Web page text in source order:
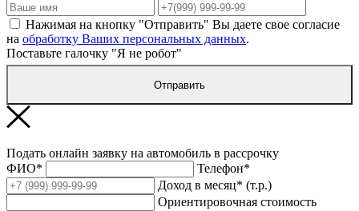
Нажимая на кнопку "Отправить" Вы даете свое согласие
на обработку Ваших персональных данных.
Поставьте галочку "Я не робот"
Отправить
Подать онлайн заявку на автомобиль в рассрочку
ФИО*
Телефон*
Доход в месяц* (т.р.)
Ориентировочная стоимость